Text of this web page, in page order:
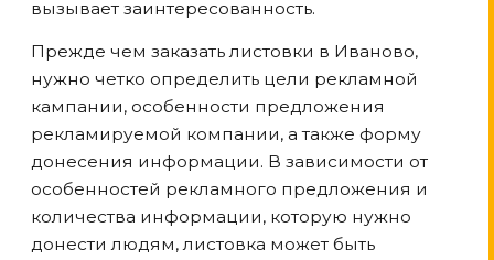
вызывает заинтересованность.
Прежде чем заказать листовки в Иваново,
нужно четко определить цели рекламной
кампании, особенности предложения
рекламируемой компании, а также форму
донесения информации. В зависимости от
особенностей рекламного предложения и
количества информации, которую нужно
донести людям, листовка может быть